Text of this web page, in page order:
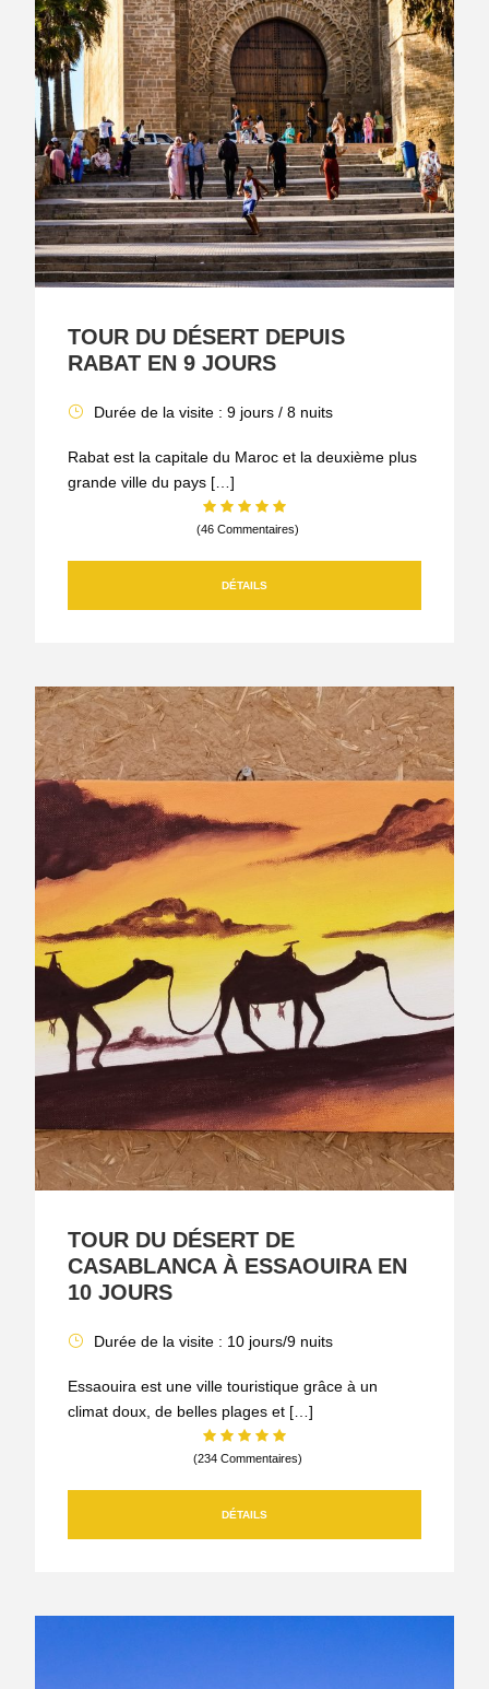
TOUR DU DÉSERT DEPUIS
RABAT EN 9 JOURS
Durée de la visite : 9 jours / 8 nuits
Rabat est la capitale du Maroc et la deuxième plus
grande ville du pays […]
(46 Commentaires)
DÉTAILS
TOUR DU DÉSERT DE
CASABLANCA À ESSAOUIRA EN
10 JOURS
Durée de la visite : 10 jours/9 nuits
Essaouira est une ville touristique grâce à un
climat doux, de belles plages et […]
(234 Commentaires)
DÉTAILS